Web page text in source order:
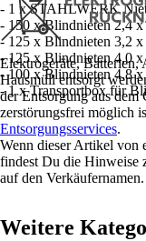
- 1 x STAHLWERK
- 150 x Blindnieten 2,4 x
- 125 x Blindnieten 3,2 x
- 125 x Blindnieten 4,0 x
- 100 x Blindnieten 4,8 x
- 1 x Transportbox für
Elektrogeräte,
Hausmüll entsorgt
der Entsorgung aus dem
zerstörungsfrei möglich
Entsorgungsservices.
Wenn dieser Artikel von
findest Du die Hinweise
auf den Verkäufernamen.
Weitere